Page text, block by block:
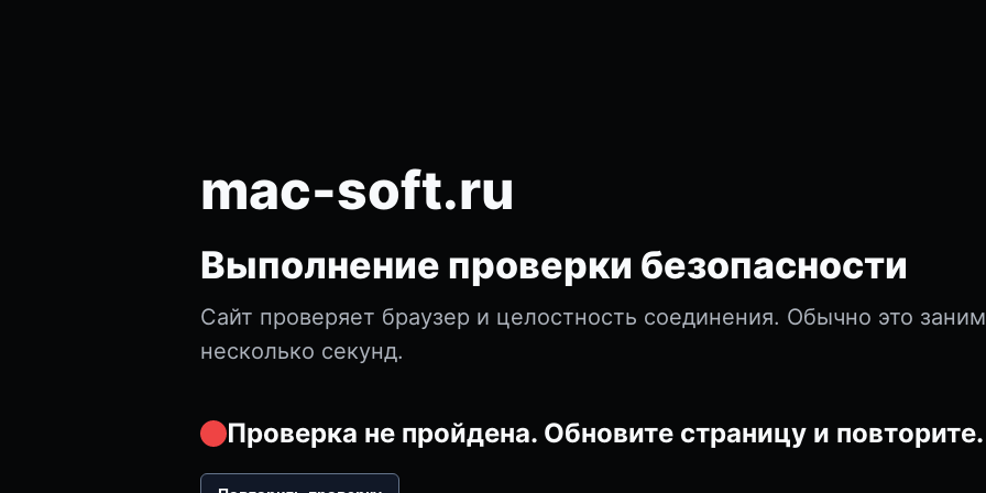
mac-soft.ru
Выполнение проверки безопасности
Сайт проверяет браузер и целостность соединения. Обычно это
несколько секунд.
Проверка не пройдена. Обновите страницу и повторите.